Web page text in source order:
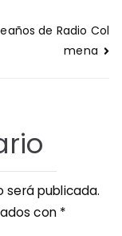
de Radio Col
mena
será publicada.
con *